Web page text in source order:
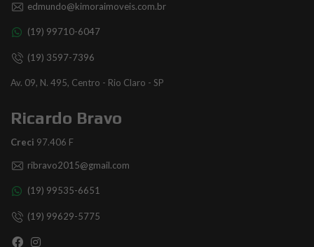
edmundo@kimoraimoveis.com.br
(19) 99710-6047
(19) 3597-7396
Av. 09, N. 495, Centro - Rio Claro - SP
Ricardo Bravo
Creci 97.406 F
ribravo2015@gmail.com
(19) 99535-6651
(19) 99629-5775